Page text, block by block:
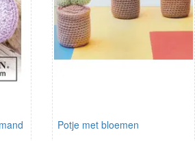
Potje met bloemen